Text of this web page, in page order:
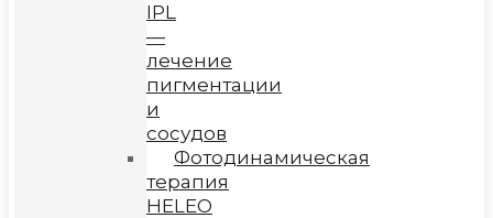
IPL
—
лечение
пигментации
и
сосудов
Фотодинамическая
терапия
HELEO